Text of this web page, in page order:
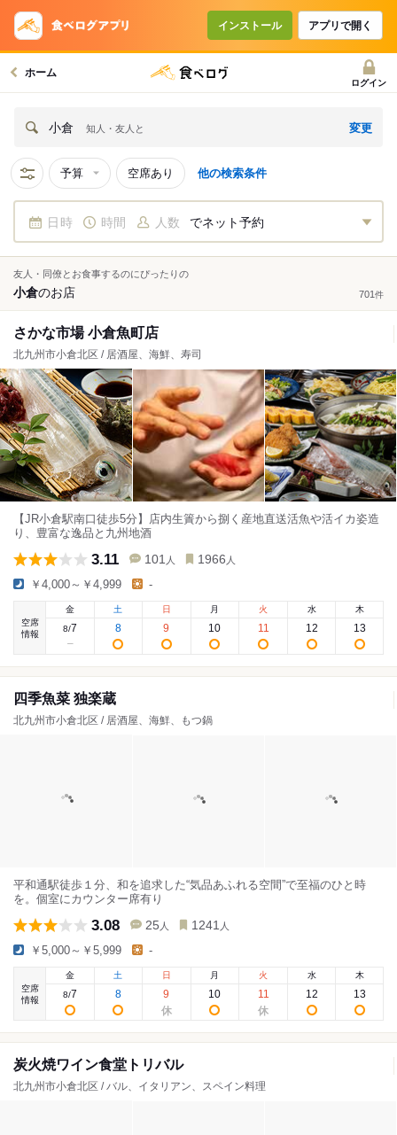
インストール アプリで開く
ホーム
ログイン
小倉 知人・友人と 変更
予算 空席あり 他の検索条件
日時 時間 人数 でネット予約
友人・同僚とお食事するのにぴったりの
小倉のお店 701 件
さかな市場 小倉魚町店
北九州市小倉北区 / 居酒屋、海鮮、寿司
【JR小倉駅南口徒歩5分】店内生簀から捌く産地直送活魚や活イカ姿造
り、豊富な逸品と九州地酒
3.11 101 人 1966 人
￥4,000～￥4,999 -
空席
情報
金
8/7
土
8
日
9
月
10
火
11
水
12
木
13
四季魚菜 独楽蔵
北九州市小倉北区 / 居酒屋、海鮮、もつ鍋
平和通駅徒歩１分、和を追求した“気品あふれる空間”で至福のひと時
を。個室にカウンター席有り
3.08 25 人 1241 人
￥5,000～￥5,999 -
空席
情報
金
8/7
土
8
日
9
月
10
火
11
水
12
木
13
炭火焼ワイン食堂トリバル
北九州市小倉北区 / バル、イタリアン、スペイン料理